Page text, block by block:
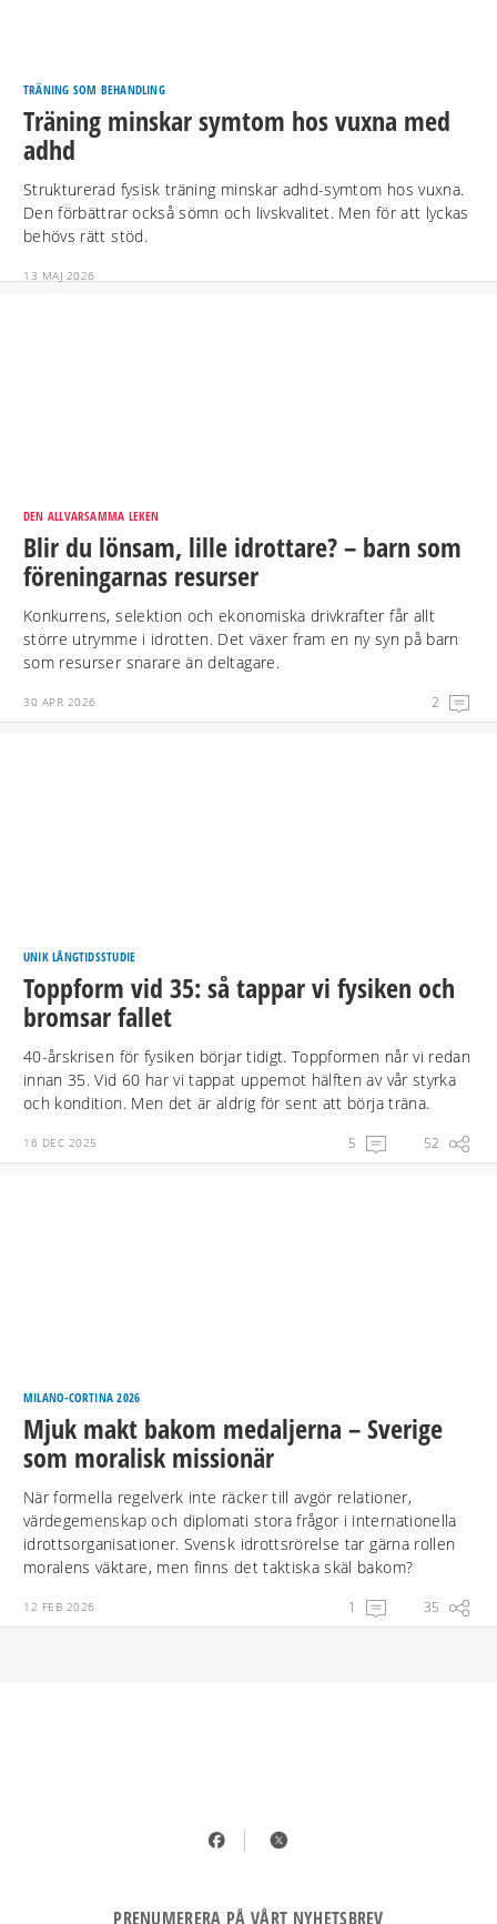
TRÄNING SOM BEHANDLING
Träning minskar symtom hos vuxna med
adhd
Strukturerad fysisk träning minskar adhd-symtom hos vuxna.
Den förbättrar också sömn och livskvalitet. Men för att lyckas
behövs rätt stöd.
13 MAJ 2026
DEN ALLVARSAMMA LEKEN
Blir du lönsam, lille idrottare? – barn som
föreningarnas resurser
Konkurrens, selektion och ekonomiska drivkrafter får allt
större utrymme i idrotten. Det växer fram en ny syn på barn
som resurser snarare än deltagare.
30 APR 2026 2
UNIK LÅNGTIDSSTUDIE
Toppform vid 35: så tappar vi fysiken och
bromsar fallet
40-årskrisen för fysiken börjar tidigt. Toppformen når vi redan
innan 35. Vid 60 har vi tappat uppemot hälften av vår styrka
och kondition. Men det är aldrig för sent att börja träna.
16 DEC 2025 5 52
MILANO-CORTINA 2026
Mjuk makt bakom medaljerna – Sverige
som moralisk missionär
När formella regelverk inte räcker till avgör relationer,
värdegemenskap och diplomati stora frågor i internationella
idrottsorganisationer. Svensk idrottsrörelse tar gärna rollen
moralens väktare, men finns det taktiska skäl bakom?
12 FEB 2026 1 35
PRENUMERERA PÅ VÅRT NYHETSBREV